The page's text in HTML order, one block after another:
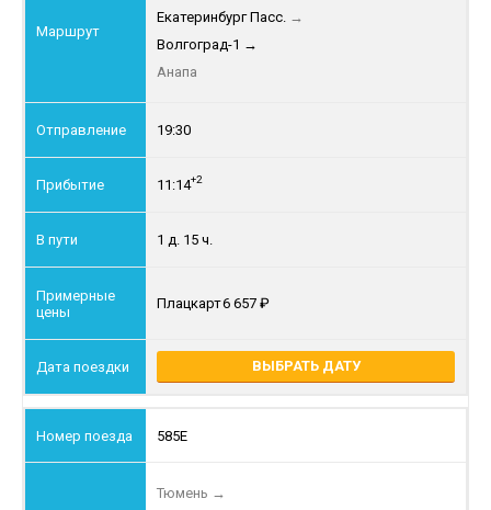
Екатеринбург Пасс. →
Волгоград-1 →
Анапа
19:30
11:14+2
1 д. 15 ч.
Плацкарт6 657
ВЫБРАТЬ ДАТУ
585Е
Тюмень →